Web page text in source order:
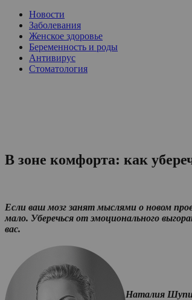
Новости
Заболевания
Женское здоровье
Беременность и роды
Антивирус
Стоматология
В зоне комфорта: как
Если ваш мозг занят мыслями о новом
мало. Уберечься от эмоционального
вас.
Наталия